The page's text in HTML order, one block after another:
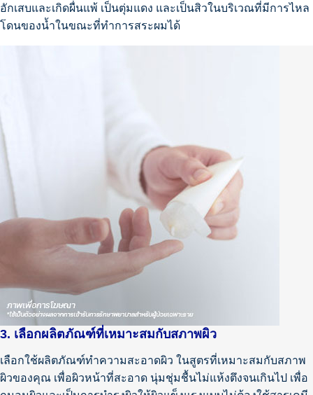
อักเสบและเกิดผื่นแพ้ เป็นตุ่มแดง และเป็นสิวในบริเวณที่มีการไหล
โดนของน้ำในขณะที่ทำการสระผมได้
3. เลือกผลิตภัณฑ์ที่เหมาะสมกับสภาพผิว
เลือกใช้ผลิตภัณฑ์ทำความสะอาดผิว ในสูตรที่เหมาะสมกับสภาพ
ผิวของคุณ เพื่อผิวหน้าที่สะอาด นุ่มชุ่มชื้นไม่แห้งตึงจนเกินไป เพื่อ